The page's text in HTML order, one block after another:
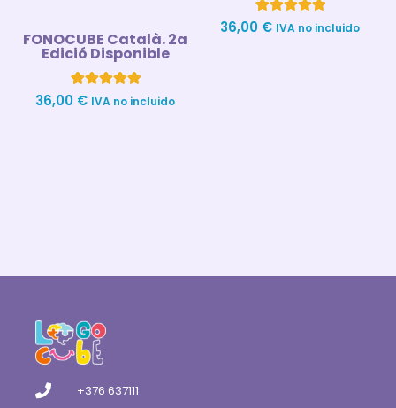
FONOCUBE Català. 2a
Edició Disponible
Valorado con
5.00
4
36,00 € IVA no incluido
Valorado con
5.00
1
36,00 € IVA no incluido
+376 637111